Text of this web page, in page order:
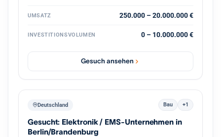
UMSATZ 250.000 – 20.000.000 €
INVESTITIONSVOLUMEN 0 – 10.000.000 €
Gesuch ansehen
Deutschland Bau +1
Gesucht: Elektronik / EMS-Unternehmen in
Berlin/Brandenburg